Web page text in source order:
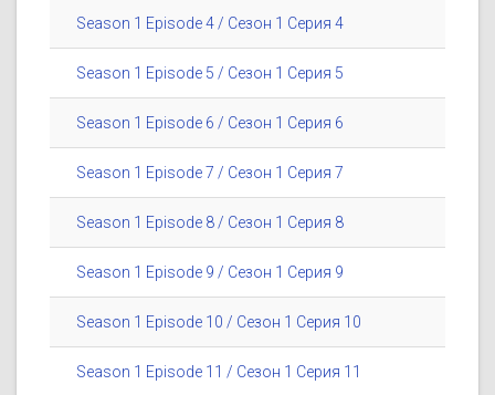
Season 1 Episode 4 / Сезон 1 Серия 4
Season 1 Episode 5 / Сезон 1 Серия 5
Season 1 Episode 6 / Сезон 1 Серия 6
Season 1 Episode 7 / Сезон 1 Серия 7
Season 1 Episode 8 / Сезон 1 Серия 8
Season 1 Episode 9 / Сезон 1 Серия 9
Season 1 Episode 10 / Сезон 1 Серия 10
Season 1 Episode 11 / Сезон 1 Серия 11